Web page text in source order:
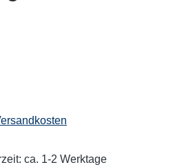
ca. 1-2 Werktage